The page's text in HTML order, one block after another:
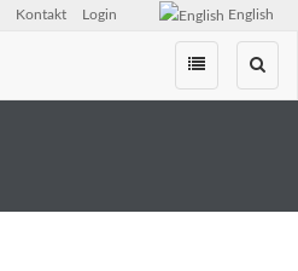
English
Kontakt Login